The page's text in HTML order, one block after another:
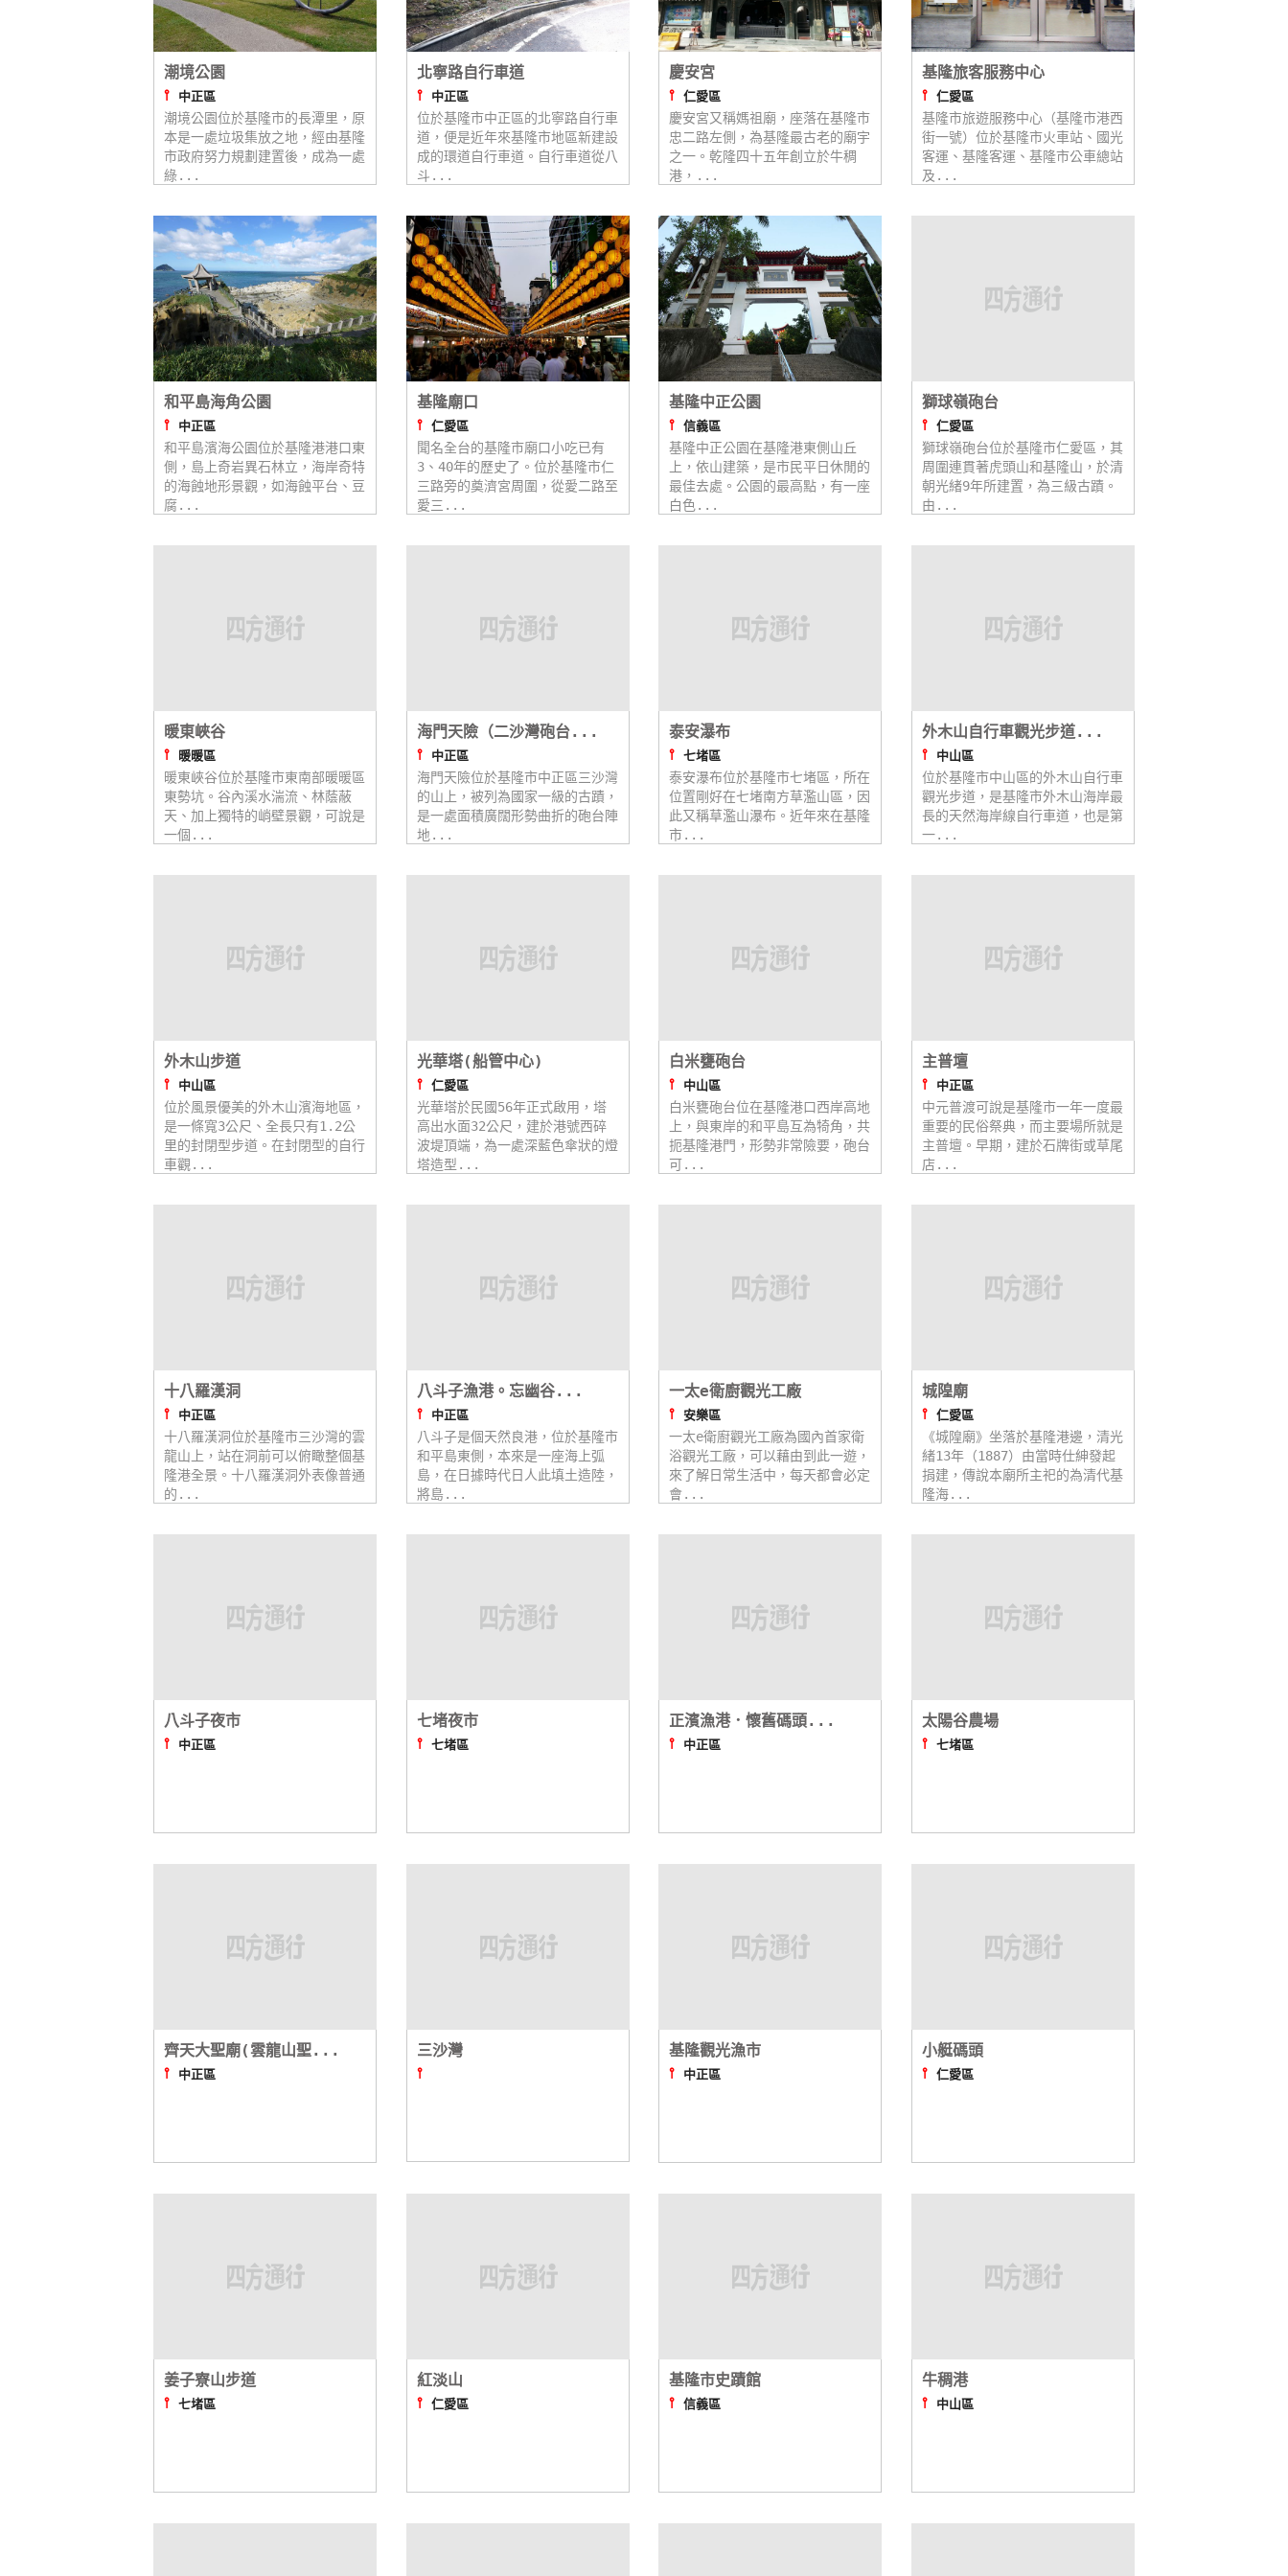
潮境公園
⫯ 中正區
潮境公園位於基隆市的長潭里，原
本是一處垃圾集放之地，經由基隆
市政府努力規劃建置後，成為一處
綠...
北寧路自行車道
⫯ 中正區
位於基隆市中正區的北寧路自行車
道，便是近年來基隆市地區新建設
成的環道自行車道。自行車道從八
斗...
慶安宮
⫯仁愛區
慶安宮又稱媽祖廟，座落在基隆市
忠二路左側，為基隆最古老的廟宇
之一。乾隆四十五年創立於牛稠
港，...
基隆旅客服務中心
⫯仁愛區
基隆市旅遊服務中心（基隆市港西
街一號）位於基隆市火車站、國光
客運、基隆客運、基隆市公車總站
及...
和平島海角公園
⫯ 中正區
和平島濱海公園位於基隆港港口東
側，島上奇岩異石林立，海岸奇特
的海蝕地形景觀，如海蝕平台、豆
腐...
基隆廟口
⫯ 仁愛區
聞名全台的基隆市廟口小吃已有
3、40年的歷史了。位於基隆市仁
三路旁的奠濟宮周圍，從愛二路至
愛三...
基隆中正公園
⫯信義區
基隆中正公園在基隆港東側山丘
上，依山建築，是市民平日休閒的
最佳去處。公園的最高點，有一座
白色...
獅球嶺砲台
⫯仁愛區
獅球嶺砲台位於基隆市仁愛區，其
周圍連貫著虎頭山和基隆山，於清
朝光緒9年所建置，為三級古蹟。
由...
暖東峽谷
⫯ 暖暖區
暖東峽谷位於基隆市東南部暖暖區
東勢坑。谷內溪水湍流、林蔭蔽
天、加上獨特的峭壁景觀，可說是
一個...
海門天險（二沙灣砲台...
⫯ 中正區
海門天險位於基隆市中正區三沙灣
的山上，被列為國家一級的古蹟，
是一處面積廣闊形勢曲折的砲台陣
地...
泰安瀑布
⫯七堵區
泰安瀑布位於基隆市七堵區，所在
位置剛好在七堵南方草濫山區，因
此又稱草濫山瀑布。近年來在基隆
市...
外木山自行車觀光步道...
⫯ 中山區
位於基隆市中山區的外木山自行車
觀光步道，是基隆市外木山海岸最
長的天然海岸線自行車道，也是第
一...
外木山步道
⫯ 中山區
位於風景優美的外木山濱海地區，
是一條寬3公尺、全長只有1.2公
里的封閉型步道。在封閉型的自行
車觀...
光華塔(船管中心)
⫯ 仁愛區
光華塔於民國56年正式啟用，塔
高出水面32公尺，建於港號西碎
波堤頂端，為一處深藍色傘狀的燈
塔造型...
白米甕砲台
⫯ 中山區
白米甕砲台位在基隆港口西岸高地
上，與東岸的和平島互為犄角，共
扼基隆港門，形勢非常險要，砲台
可...
主普壇
⫯ 中正區
中元普渡可說是基隆市一年一度最
重要的民俗祭典，而主要場所就是
主普壇。早期，建於石牌街或草尾
店...
十八羅漢洞
⫯ 中正區
十八羅漢洞位於基隆市三沙灣的雲
龍山上，站在洞前可以俯瞰整個基
隆港全景。十八羅漢洞外表像普通
的...
八斗子漁港。忘幽谷...
⫯ 中正區
八斗子是個天然良港，位於基隆市
和平島東側，本來是一座海上弧
島，在日據時代日人此填土造陸，
將島...
一太e衛廚觀光工廠
⫯ 安樂區
一太e衛廚觀光工廠為國內首家衛
浴觀光工廠，可以藉由到此一遊，
來了解日常生活中，每天都會必定
會...
城隍廟
⫯仁愛區
《城隍廟》坐落於基隆港邊，清光
緒13年（1887）由當時仕紳發起
捐建，傳說本廟所主祀的為清代基
隆海...
八斗子夜市
⫯ 中正區
七堵夜市
⫯ 七堵區
正濱漁港．懷舊碼頭...
⫯ 中正區
太陽谷農場
⫯七堵區
齊天大聖廟(雲龍山聖...
⫯ 中正區
三沙灣
⫯
基隆觀光漁市
⫯ 中正區
小艇碼頭
⫯仁愛區
姜子寮山步道
⫯ 七堵區
紅淡山
⫯ 仁愛區
基隆市史蹟館
⫯信義區
牛稠港
⫯ 中山區